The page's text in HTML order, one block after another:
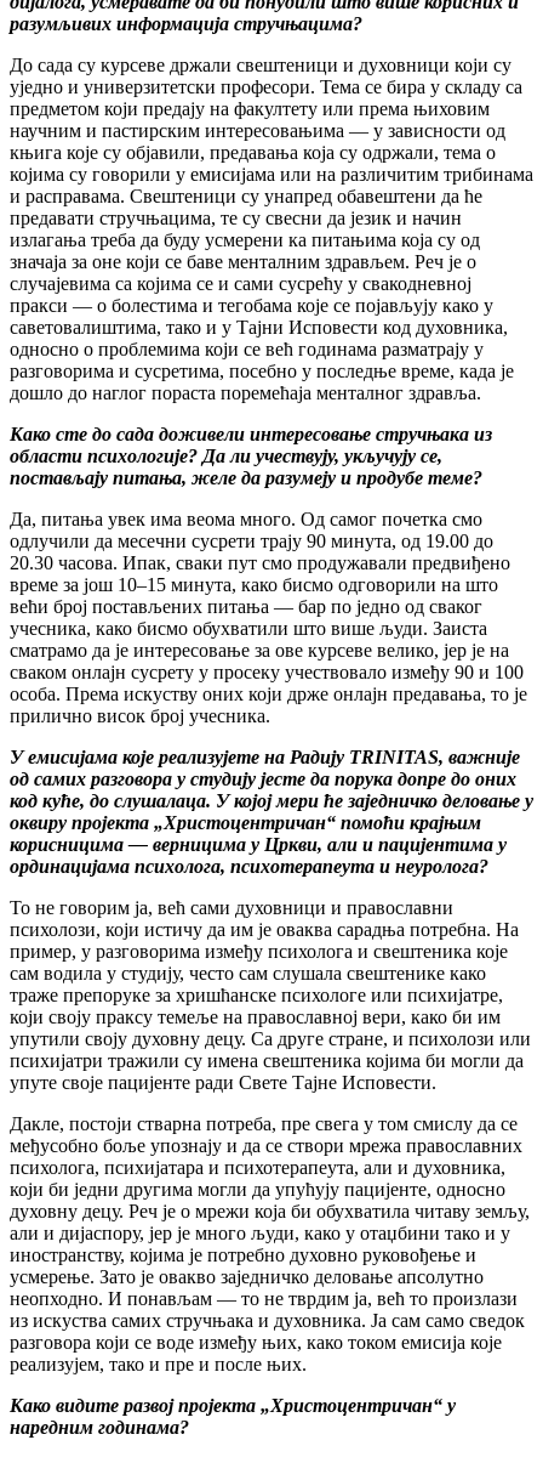
разумљивих информација стручњацима?
До сада су курсеве држали свештеници и духовници који су
уједно и универзитетски професори. Тема се бира у складу са
предметом који предају на факултету или према њиховим
научним и пастирским интересовањима — у зависности од
књига које су објавили, предавања која су одржали, тема о
којима су говорили у емисијама или на различитим трибинама
и расправама. Свештеници су унапред обавештени да ће
предавати стручњацима, те су свесни да језик и начин
излагања треба да буду усмерени ка питањима која су од
значаја за оне који се баве менталним здрављем. Реч је о
случајевима са којима се и сами сусрећу у свакодневној
пракси — о болестима и тегобама које се појављују како у
саветовалиштима, тако и у Тајни Исповести код духовника,
односно о проблемима који се већ годинама разматрају у
разговорима и сусретима, посебно у последње време, када је
дошло до наглог пораста поремећаја менталног здравља.
Како сте до сада доживели интересовање стручњака из
области психологије? Да ли учествују, укључују се,
постављају питања, желе да разумеју и продубе теме?
Да, питања увек има веома много. Од самог почетка смо
одлучили да месечни сусрети трају 90 минута, од 19.00 до
20.30 часова. Ипак, сваки пут смо продужавали предвиђено
време за још 10–15 минута, како бисмо одговорили на што
већи број постављених питања — бар по једно од сваког
учесника, како бисмо обухватили што више људи. Заиста
сматрамо да је интересовање за ове курсеве велико, јер је на
сваком онлајн сусрету у просеку учествовало између 90 и 100
особа. Према искуству оних који држе онлајн предавања, то је
прилично висок број учесника.
У емисијама које реализујете на Радију TRINITAS, важније
од самих разговора у студију јесте да порука допре до оних
код куће, до слушалаца. У којој мери ће заједничко деловање у
оквиру пројекта „Христоцентричан“ помоћи крајњим
корисницима — верницима у Цркви, али и пацијентима у
ординацијама психолога, психотерапеута и неуролога?
То не говорим ја, већ сами духовници и православни
психолози, који истичу да им је оваква сарадња потребна. На
пример, у разговорима између психолога и свештеника које
сам водила у студију, често сам слушала свештенике како
траже препоруке за хришћанске психологе или психијатре,
који своју праксу темеље на православној вери, како би им
упутили своју духовну децу. Са друге стране, и психолози или
психијатри тражили су имена свештеника којима би могли да
упуте своје пацијенте ради Свете Тајне Исповести.
Дакле, постоји стварна потреба, пре свега у том смислу да се
међусобно боље упознају и да се створи мрежа православних
психолога, психијатара и психотерапеута, али и духовника,
који би једни другима могли да упућују пацијенте, односно
духовну децу. Реч је о мрежи која би обухватила читаву земљу,
али и дијаспору, јер је много људи, како у отаџбини тако и у
иностранству, којима је потребно духовно руковођење и
усмерење. Зато је овакво заједничко деловање апсолутно
неопходно. И понављам — то не тврдим ја, већ то произлази
из искуства самих стручњака и духовника. Ја сам само сведок
разговора који се воде између њих, како током емисија које
реализујем, тако и пре и после њих.
Како видите развој пројекта „Христоцентричан“ у
наредним годинама?